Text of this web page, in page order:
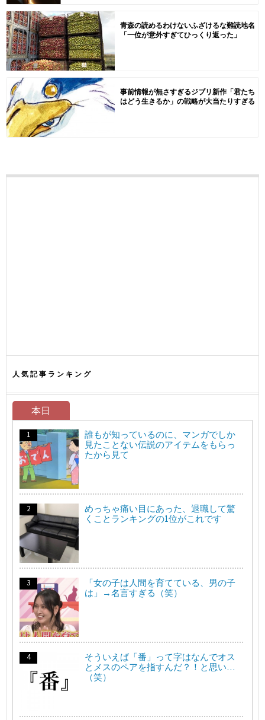
青森の読めるわけないふざけるな難読地名
「一位が意外すぎてひっくり返った」
事前情報が無さすぎるジブリ新作「君たち
はどう生きるか」の戦略が大当たりすぎる
人気記事ランキング
本日
誰もが知っているのに、マンガでしか
見たことない伝説のアイテムをもらっ
たから見て
めっちゃ痛い目にあった、退職して驚
くことランキングの1位がこれです
「女の子は人間を育てている、男の子
は」→名言すぎる（笑）
そういえば「番」って字はなんでオス
とメスのペアを指すんだ？！と思い…
（笑）